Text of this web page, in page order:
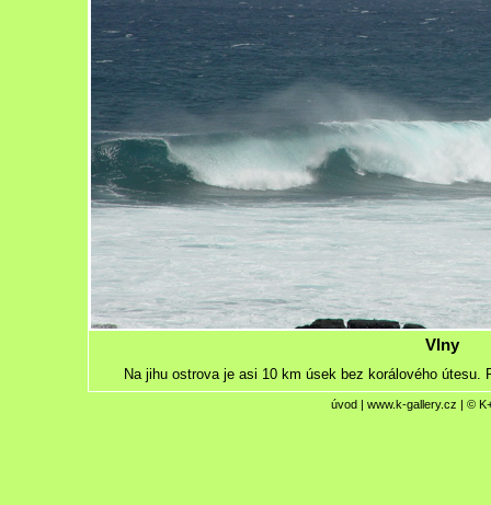
Vlny
Na jihu ostrova je asi 10 km úsek bez korálového
úvod| www.k-gallery.cz | ©